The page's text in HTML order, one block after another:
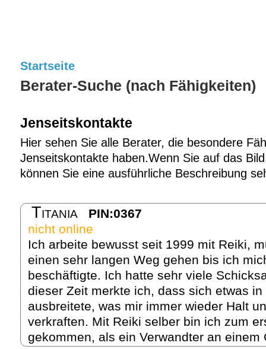
Startseite
Berater-Suche (nach Fähigkeiten)
Jenseitskontakte
Hier sehen Sie alle Berater, die besondere
Jenseitskontakte haben.Wenn Sie auf das
können Sie eine ausführliche Beschreibung
Titania
PIN:0367
nicht online
Ich arbeite bewusst seit 1999 mit Reiki,
einen sehr langen Weg gehen bis ich
beschäftigte. Ich hatte sehr viele
dieser Zeit merkte ich, dass sich etwas
ausbreitete, was mir immer wieder Halt
verkraften. Mit Reiki selber bin ich zum
gekommen, als ein Verwandter an